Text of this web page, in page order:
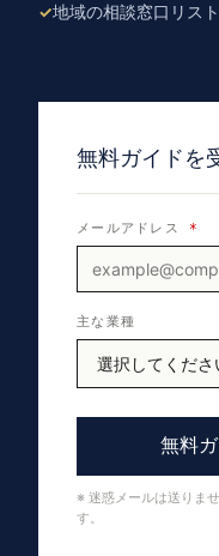
地域の相談窓口リスト
無料ガイドを
メールアドレス *
主な業種
無料
※ 迷惑メールは送りま
す。